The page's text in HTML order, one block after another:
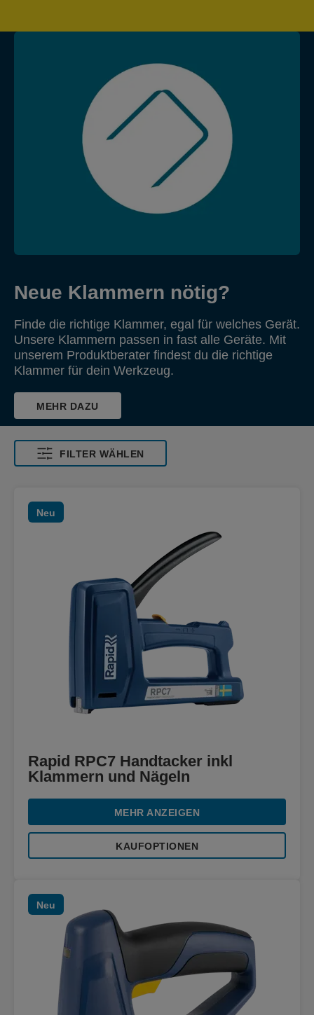
Neue Klammern nötig?
Finde die richtige Klammer, egal für welches Gerät.
Unsere Klammern passen in fast alle Geräte. Mit
unserem Produktberater findest du die richtige
Klammer für dein Werkzeug.
MEHR DAZU
FILTER WÄHLEN
Neu
Rapid RPC7 Handtacker inkl
Klammern und Nägeln
MEHR ANZEIGEN
KAUFOPTIONEN
Neu